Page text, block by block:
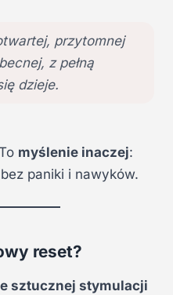
przytomnej
z pełną
dzieje.
myślenie inaczej:
paniki i nawyków.
reset?
sztucznej stymulacji